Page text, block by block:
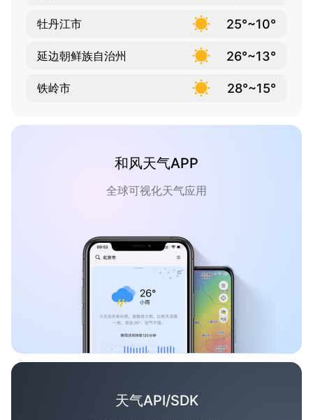
牡丹江市 25°~10°
延边朝鲜族自治州 26°~13°
铁岭市 28°~15°
和风天气APP
全球可视化天气应用
天气API/SDK